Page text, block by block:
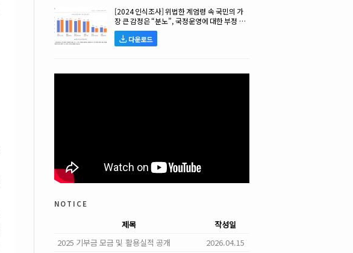
[2024 인식조사] 위법한 계엄령 속 국민의 가
장 큰 감정은 “분노”, 국정운영에 대한 부정 평
가 높아!
다운로드
notice
제목
작성일
2025 기부금 모금 및 활용실적 공개
2026.04.15